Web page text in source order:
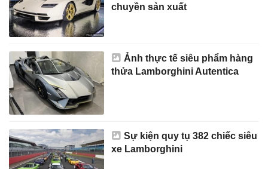
chuyền sản xuất
Ảnh thực tế siêu phẩm hàng
thửa Lamborghini Autentica
Sự kiện quy tụ 382 chiếc siêu
xe Lamborghini